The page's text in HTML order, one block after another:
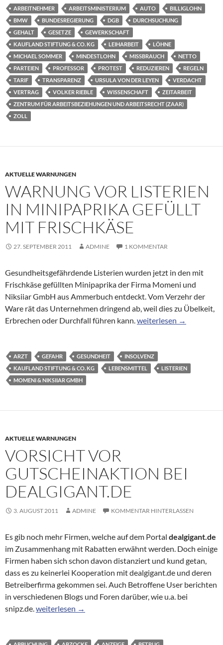
ARBEITNEHMER ARBEITSMINISTERIUM AUTO
BILLIGLOHN
BMW
BUNDESREGIERUNG DGB
DURCHSUCHUNG
GEHALT
GESETZE
GEWERKSCHAFT
KAUFLAND STIFTUNG & CO. KG
LEIHARBEIT
LÖHNE
MICHAEL SOMMER
MINDESTLOHN MISSBRAUCH
NETTO
PARTEIEN
PROFESSOR PROTEST REDUZIEREN
REGELN
TARIF
TRANSPARENZ URSULA VON DER LEYEN
VERDACHT
VERTRAG
VOLKER RIEBLE WISSENSCHAFT
ZEITARBEIT
ZENTRUM FÜR ARBEITSBEZIEHUNGEN UND ARBEITSRECHT (ZAAR)
ZOLL
AKTUELLE WARNUNGEN
WARNUNG VOR LISTERIEN
IN MINIPAPRIKA GEFÜLLT
MIT FRISCHKÄSE
27. SEPTEMBER 2011 ADMINE 1 KOMMENTAR
Gesundheitsgefährdende Listerien wurden jetzt in den mit
Frischkäse gefüllten Minipaprika der Firma Momeni und
Niksiiar GmbH aus Ammerbuch entdeckt. Vom Verzehr der
Ware rät das Unternehmen dringend ab, weil dies zu Übelkeit,
Erbrechen oder Durchfall führen kann.Warnung vor Listerien
weiterlesen →
ARZT GEFAHR GESUNDHEIT
INSOLVENZ
KAUFLAND STIFTUNG & CO. KG
LEBENSMITTEL
LISTERIEN
MOMENI & NIKSIIAR GMBH
AKTUELLE WARNUNGEN
VORSICHT VOR
GUTSCHEINAKTION BEI
DEALGIGANT.DE
3. AUGUST 2011 ADMINE KOMMENTAR HINTERLASSEN
Es gib noch mehr Firmen, welche auf dem Portal dealgigant.de
im Zusammenhang mit Rabatten erwähnt werden. Doch einige
Firmen haben sich schon davon distanziert und kund getan,
dass es zu keinerlei Kooperation mit dealgigant.de und deren
Betreiberfirma gekommen sei. Auch Betroffene User berichten
in verschiedenen Blogs und Foren darüber, wie u.a. bei
snipz.de.Vorsicht vor Gutscheinaktion bei dealgigant.de
weiterlesen →